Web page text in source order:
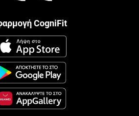
CogniFit